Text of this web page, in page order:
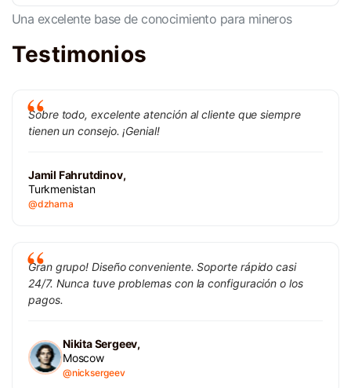
Una excelente base de conocimiento para mineros
Testimonios
Sobre todo, excelente atención al cliente que siempre
tienen un consejo. ¡Genial!
Jamil Fahrutdinov,
Turkmenistan
@dzhama
Gran grupo! Diseño conveniente. Soporte rápido casi
24/7. Nunca tuve problemas con la configuración o los
pagos.
Nikita Sergeev,
Moscow
@nicksergeev